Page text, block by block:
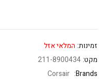
זמינות: המלאי אזל
מקט:211-8900434
Brands:
Corsair